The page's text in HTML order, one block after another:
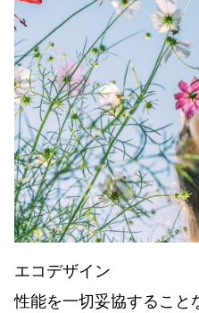
エコデザイン
性能を一切妥協すること